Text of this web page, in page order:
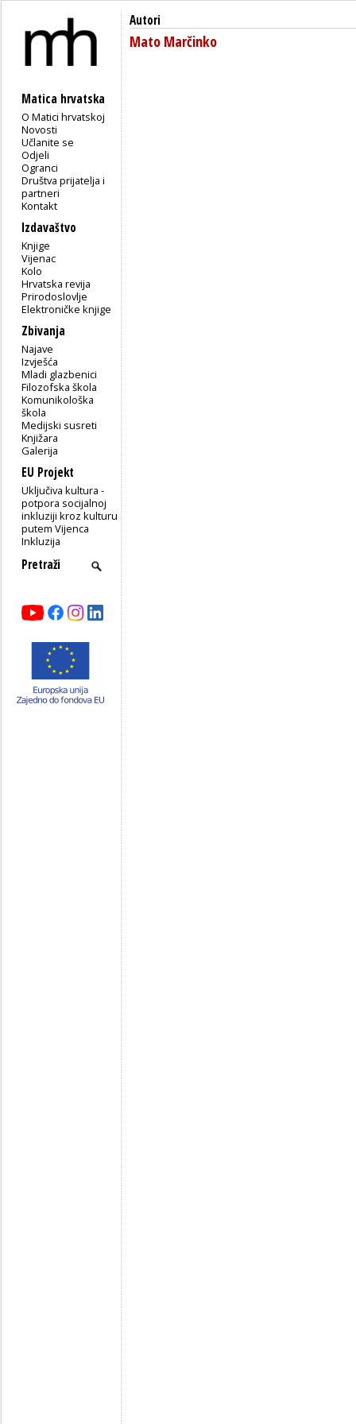
Matica hrvatska
O Matici hrvatskoj
Novosti
Učlanite se
Odjeli
Ogranci
Društva prijatelja i
partneri
Kontakt
Izdavaštvo
Knjige
Vijenac
Kolo
Hrvatska revija
Prirodoslovlje
Elektroničke knjige
Zbivanja
Najave
Izvješća
Mladi glazbenici
Filozofska škola
Komunikološka
škola
Medijski susreti
Knjižara
Galerija
EU Projekt
Uključiva kultura -
potpora socijalnoj
inkluziji kroz kulturu
putem Vijenca
Inkluzija
Autori
Mato Marčinko